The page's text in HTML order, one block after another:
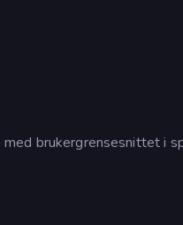
med brukergrensesnittet i